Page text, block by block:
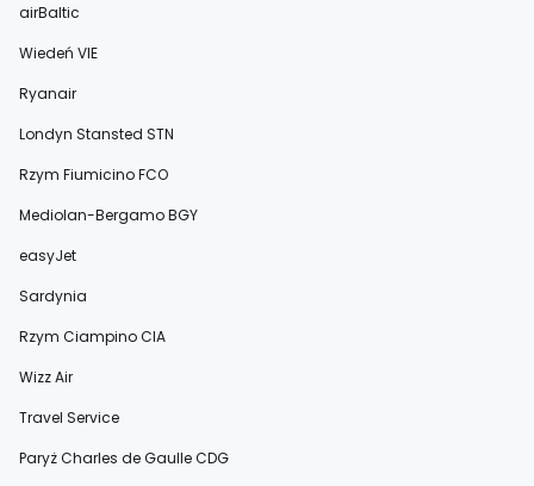
airBaltic
Wiedeń VIE
Ryanair
Londyn Stansted STN
Rzym Fiumicino FCO
Mediolan-Bergamo BGY
easyJet
Sardynia
Rzym Ciampino CIA
Wizz Air
Travel Service
Paryż Charles de Gaulle CDG